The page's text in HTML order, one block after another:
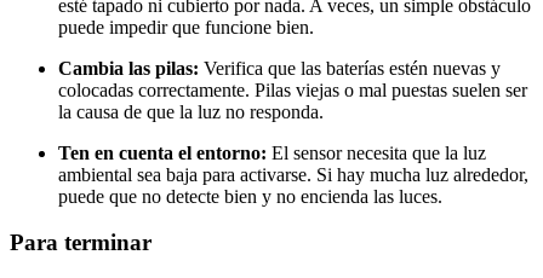
esté tapado ni cubierto por nada. A veces, un simple obstáculo
puede impedir que funcione bien.
Cambia las pilas: Verifica que las baterías estén nuevas y
colocadas correctamente. Pilas viejas o mal puestas suelen ser
la causa de que la luz no responda.
Ten en cuenta el entorno: El sensor necesita que la luz
ambiental sea baja para activarse. Si hay mucha luz alrededor,
puede que no detecte bien y no encienda las luces.
Para terminar